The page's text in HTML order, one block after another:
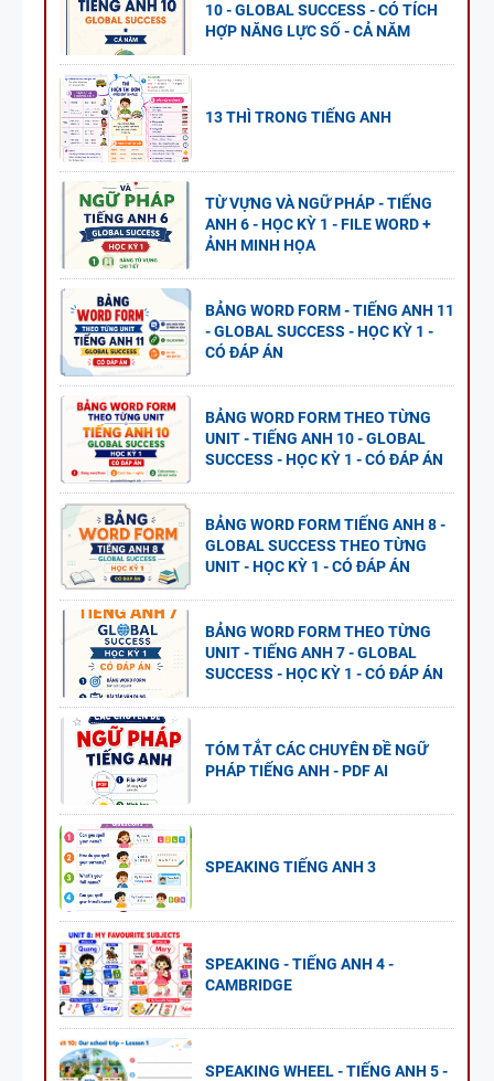
10 - GLOBAL SUCCESS - CÓ TÍCH
HỢP NĂNG LỰC SỐ - CẢ NĂM
13 THÌ TRONG TIẾNG ANH
TỪ VỰNG VÀ NGỮ PHÁP - TIẾNG
ANH 6 - HỌC KỲ 1 - FILE WORD +
ẢNH MINH HỌA
BẢNG WORD FORM - TIẾNG ANH 11
- GLOBAL SUCCESS - HỌC KỲ 1 -
CÓ ĐÁP ÁN
BẢNG WORD FORM THEO TỪNG
UNIT - TIẾNG ANH 10 - GLOBAL
SUCCESS - HỌC KỲ 1 - CÓ ĐÁP ÁN
BẢNG WORD FORM TIẾNG ANH 8 -
GLOBAL SUCCESS THEO TỪNG
UNIT - HỌC KỲ 1 - CÓ ĐÁP ÁN
BẢNG WORD FORM THEO TỪNG
UNIT - TIẾNG ANH 7 - GLOBAL
SUCCESS - HỌC KỲ 1 - CÓ ĐÁP ÁN
TÓM TẮT CÁC CHUYÊN ĐỀ NGỮ
PHÁP TIẾNG ANH - PDF AI
SPEAKING TIẾNG ANH 3
SPEAKING - TIẾNG ANH 4 -
CAMBRIDGE
SPEAKING WHEEL - TIẾNG ANH 5 -